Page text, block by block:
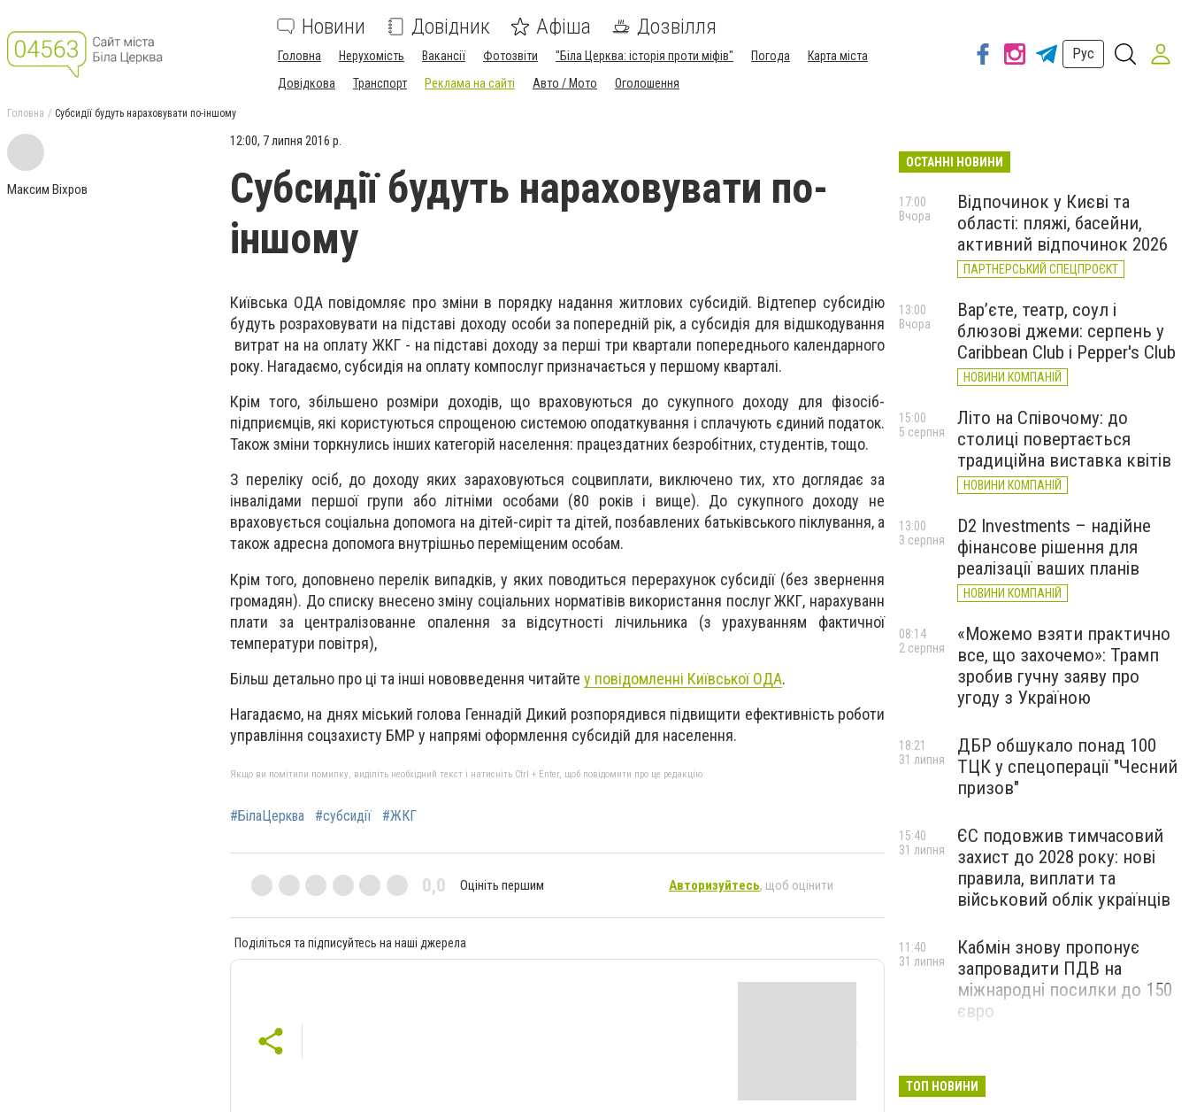
Новини Довідник Афіша Дозвілля
Головна Нерухомість Вакансії Фотозвіти "Біла Церква: історія проти міфів" Погода
Карта міста
Довідкова
Транспорт Реклама на сайті Авто / Мото Оголошення
Рус
Головна Субсидії будуть нараховувати по-іншому
Максим Віхров
12:00, 7 липня 2016 р.
Субсидії будуть нараховувати по-
іншому
Київська ОДА повідомляє про зміни в порядку надання житлових субсидій. Відтепер субсидію
будуть розраховувати на підставі доходу особи за попередній рік, а субсидія для відшкодування
витрат на на оплату ЖКГ - на підставі доходу за перші три квартали попереднього календарного
року. Нагадаємо, субсидія на оплату компослуг призначається у першому кварталі.
Крім того, збільшено розміри доходів, що враховуються до сукупного доходу для фізосіб-
підприємців, які користуються спрощеною системою оподаткування і сплачують єдиний податок.
Також зміни торкнулись інших категорій населення: працездатних безробітних, студентів, тощо.
З переліку осіб, до доходу яких зараховуються соцвиплати, виключено тих, хто доглядає за
інвалідами першої групи або літніми особами (80 років і вище). До сукупного доходу не
враховується соціальна допомога на дітей-сиріт та дітей, позбавлених батьківського піклування, а
також адресна допомога внутрішньо переміщеним особам.
Крім того, доповнено перелік випадків, у яких поводиться перерахунок субсидії (без звернення
громадян). До списку внесено зміну соціальних норматівів використання послуг ЖКГ, нарахуванн
плати за централізованне опалення за відсутності лічильника (з урахуванням фактичної
температури повітря),
Більш детально про ці та інші нововведення читайте у повідомленні Київської ОДА.
Нагадаємо, на днях міський голова Геннадій Дикий розпорядився підвищити ефективність роботи
управління соцзахисту БМР у напрямі оформлення субсидій для населення.
Якщо ви помітили помилку, виділіть необхідний текст і натисніть Ctrl + Enter, щоб повідомити про це редакцію
#БілаЦерква #субсидії #ЖКГ
0,0 Оцініть першим Авторизуйтесь, щоб оцінити
Поділіться та підписуйтесь на наші джерела
ОСТАННІ НОВИНИ
Відпочинок у Києві та
області: пляжі, басейни,
активний відпочинок 2026
ПАРТНЕРСЬКИЙ СПЕЦПРОЄКТ
17:00
Вчора
Вар’єте, театр, соул і
блюзові джеми: серпень у
Caribbean Club і Pepper's Club
НОВИНИ КОМПАНІЙ
13:00
Вчора
Літо на Співочому: до
столиці повертається
традиційна виставка квітів
НОВИНИ КОМПАНІЙ
15:00
5 серпня
D2 Investments – надійне
фінансове рішення для
реалізації ваших планів
НОВИНИ КОМПАНІЙ
13:00
3 серпня
«Можемо взяти практично
все, що захочемо»: Трамп
зробив гучну заяву про
угоду з Україною
08:14
2 серпня
ДБР обшукало понад 100
ТЦК у спецоперації "Чесний
призов"
18:21
31 липня
ЄС подовжив тимчасовий
захист до 2028 року: нові
правила, виплати та
військовий облік українців
15:40
31 липня
Кабмін знову пропонує
запровадити ПДВ на
міжнародні посилки до 150
євро
11:40
31 липня
ТОП НОВИНИ